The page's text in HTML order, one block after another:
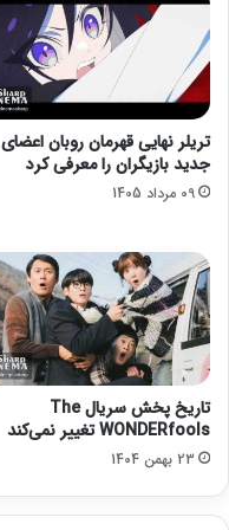
ی
خ
ر
ی
و
ی
ل
ی
ا
ش
ر
ا
ف
ی
ا
ر
ه
ف
ر
3
9
تریلر نهایی قهرمان روبان اعضای
جدید بازیگران را معرفی کرد
09 مرداد 1405
تاریخ پخش سریال The
WONDERfools تغییر نمی‌کند
23 بهمن 1404